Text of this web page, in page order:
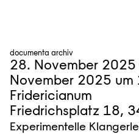
documenta archiv
28. November
November 2025 um
Fridericianum
Friedrichsplatz 18,
Experimentelle